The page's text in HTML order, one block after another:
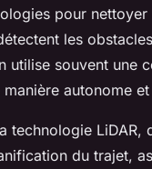
pour
les
utilise souvent une
autonome
technologie LiDAR,
du trajet,